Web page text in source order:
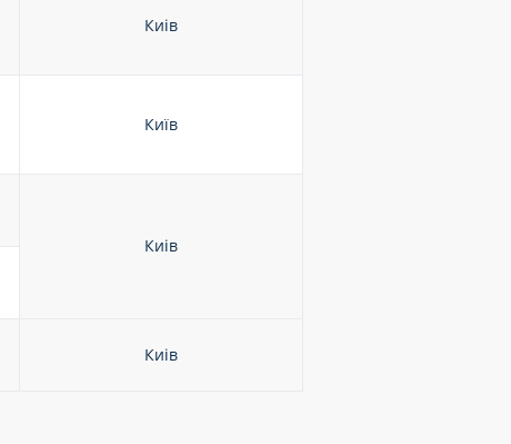
Киів
Київ
Киів
Киів